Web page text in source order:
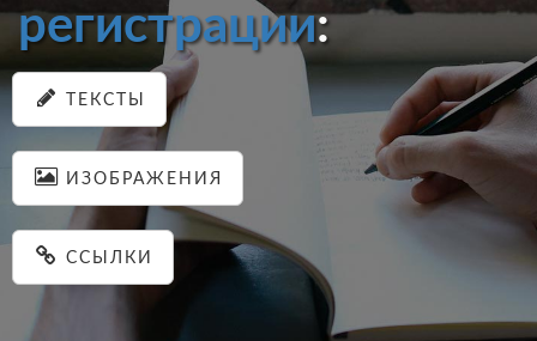
регистрации:
ТЕКСТЫ
ИЗОБРАЖЕНИЯ
ССЫЛКИ